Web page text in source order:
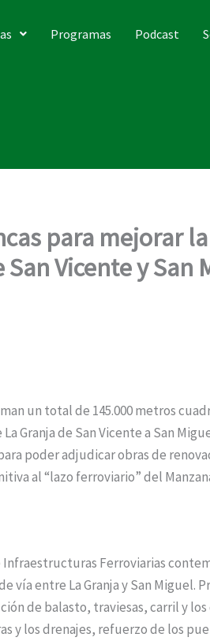
Programas Podcast
para mejorar
Vicente y San
un total de 145.000 metros
Granja de San Vicente a San
poder adjudicar obras de
al “lazo ferroviario” del
Ferroviarias
vía entre La Granja y San Miguel.
de balasto, traviesas, carril y los
y los drenajes, refuerzo de los